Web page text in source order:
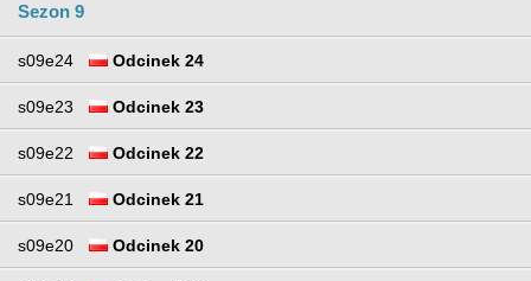
Sezon 9
s09e24 Odcinek 24
s09e23 Odcinek 23
s09e22 Odcinek 22
s09e21 Odcinek 21
s09e20 Odcinek 20